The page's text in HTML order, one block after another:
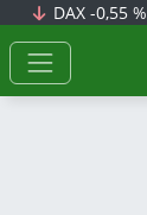
DAX-0,55 %